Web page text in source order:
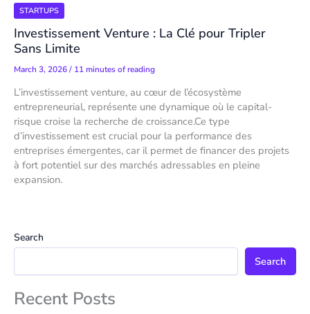
STARTUPS
Investissement Venture : La Clé pour Tripler
Sans Limite
March 3, 2026/ 11 minutes of reading
L’investissement venture, au cœur de l’écosystème
entrepreneurial, représente une dynamique où le capital-
risque croise la recherche de croissance.Ce type
d’investissement est crucial pour la performance des
entreprises émergentes, car il permet de financer des projets
à fort potentiel sur des marchés adressables en pleine
expansion.
Search
Search
Recent Posts